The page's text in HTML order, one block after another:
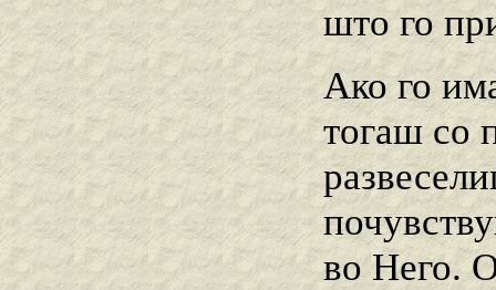
што го
Ако го
тогаш со
во Него.